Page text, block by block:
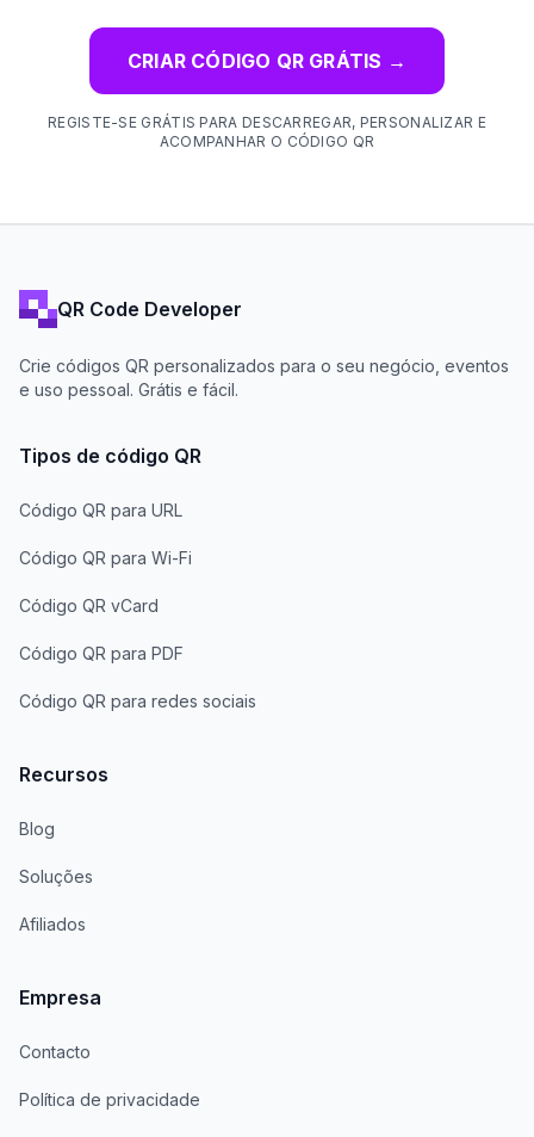
CRIAR CÓDIGO QR GRÁTIS →
REGISTE-SE GRÁTIS PARA DESCARREGAR, PERSONALIZAR E
ACOMPANHAR O CÓDIGO QR
QR Code Developer
Crie códigos QR personalizados para o seu negócio, eventos
e uso pessoal. Grátis e fácil.
Tipos de código QR
Código QR para URL
Código QR para Wi-Fi
Código QR vCard
Código QR para PDF
Código QR para redes sociais
Recursos
Blog
Soluções
Afiliados
Empresa
Contacto
Política de privacidade